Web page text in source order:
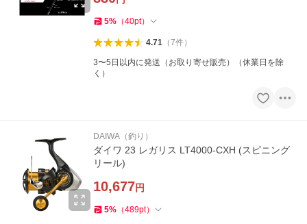
5% （40pt）
4.71（7件）
3〜5日以内に発送（お取り寄せ販売）（休業日を除
く）
DAIWA（釣り）
ダイワ 23 レガリス LT4000-CXH (スピニング
リール)
10,677円
5% （489pt）